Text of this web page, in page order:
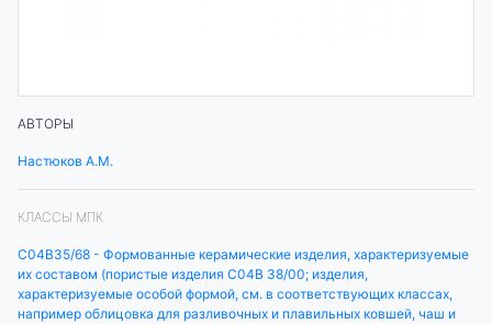
АВТОРЫ
Настюков А.М.
КЛАССЫ МПК
C04B35/68 - Формованные керамические изделия, характеризуемые
их составом (пористые изделия C04B 38/00; изделия,
характеризуемые особой формой, см. в соответствующих классах,
например облицовка для разливочных и плавильных ковшей, чаш и